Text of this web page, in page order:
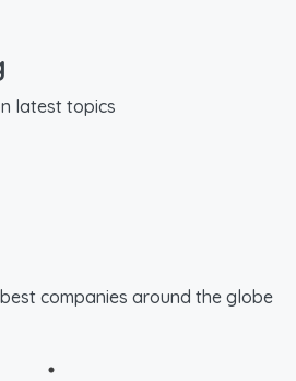
latest topics
companies around the globe